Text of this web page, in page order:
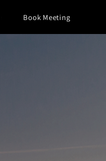
Book Meeting